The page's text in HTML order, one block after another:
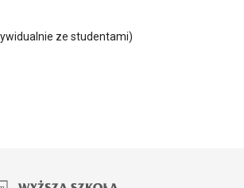
ze studentami)